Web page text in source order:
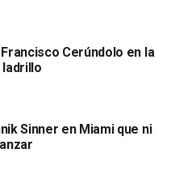
Cerúndolo en la
ladrillo
Sinner en Miami que ni